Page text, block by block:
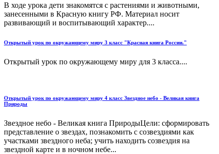
В ходе урока дети знакомятся с растениями и животными,
занесенными в Красную книгу РФ. Материал носит
развивающий и воспитывающий характер....
Открытый урок по окружающему миру 3 класс "Красная книга России."
Открытый урок по окружающему миру для 3 класса....
Открытый урок по окружающему миру 4 класс Звездное небо - Великая книга
Природы
Звездное небо - Великая книга ПриродыЦели: сформировать
представление о звездах, познакомить с созвездиями как
участками звездного неба; учить находить со­звездия на
звездной карте и в ночном небе...